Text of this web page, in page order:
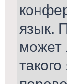
язык.
может